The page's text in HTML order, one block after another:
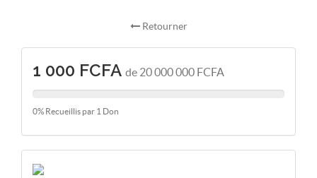
Retourner
1 000 FCFA de 20 000 000 FCFA
0% Recueillis par 1 Don